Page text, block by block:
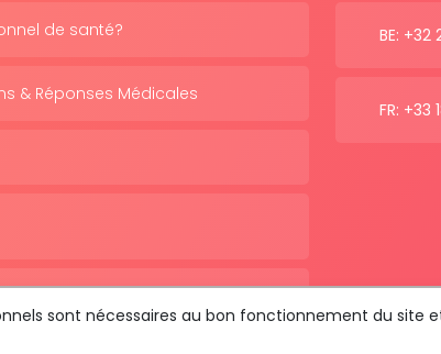
de santé?
& Réponses Médicales
BE: +32
FR: +33
sont nécessaires au bon fonctionnement du site